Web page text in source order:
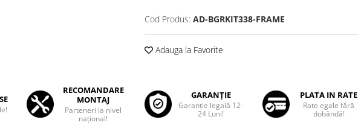
Cod Produs: AD-BGRKIT338-FRAME
Adauga la Favorite
RECOMANDARE
MONTAJ
Parteneri la nivel
național!
GARANȚIE
Garanţie legală 12-
24 Luni!
PLATA IN RATE
Rate egale fără
dobândă!